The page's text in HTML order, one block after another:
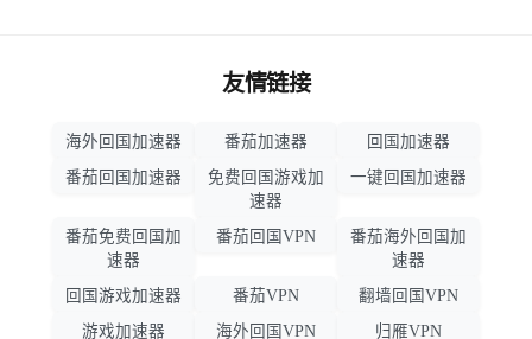
友情链接
海外回国加速器 番茄加速器
回国加速器
番茄回国加速器
免费回国游戏加
速器
一键回国加速器
番茄免费回国加
速器
番茄回国VPN
番茄海外回国加
速器
回国游戏加速器
番茄VPN
翻墙回国VPN
游戏加速器
海外回国VPN 归雁VPN